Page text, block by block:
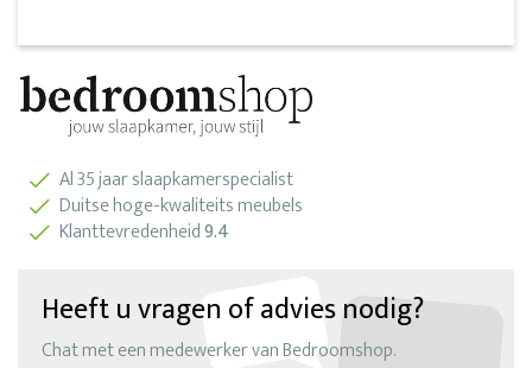
Al 35 jaar slaapkamerspecialist
Duitse hoge-kwaliteits meubels
Klanttevredenheid9.4
Heeft u vragen of advies nodig?
Chat met een medewerker van Bedroomshop.